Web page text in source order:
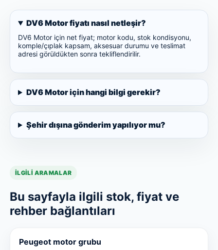
DV6 Motor fiyatı nasıl netleşir?
DV6 Motor için net fiyat; motor kodu, stok kondisyonu,
komple/çıplak kapsam, aksesuar durumu ve teslimat
adresi görüldükten sonra tekliflendirilir.
DV6 Motor için hangi bilgi gerekir?
Şehir dışına gönderim yapılıyor mu?
İLGILI ARAMALAR
Bu sayfayla ilgili stok, fiyat ve
rehber bağlantıları
Peugeot motor grubu